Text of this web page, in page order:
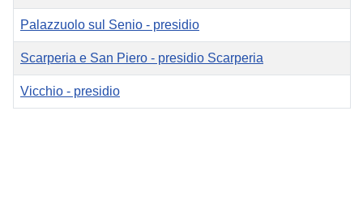
Palazzuolo sul Senio - presidio
Scarperia e San Piero - presidio Scarperia
Vicchio - presidio